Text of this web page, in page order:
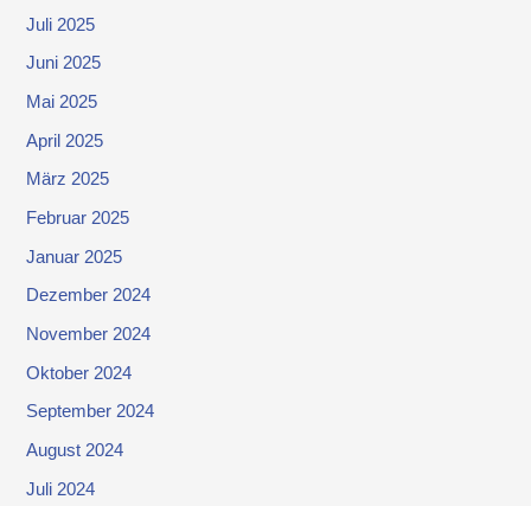
Juli 2025
Juni 2025
Mai 2025
April 2025
März 2025
Februar 2025
Januar 2025
Dezember 2024
November 2024
Oktober 2024
September 2024
August 2024
Juli 2024